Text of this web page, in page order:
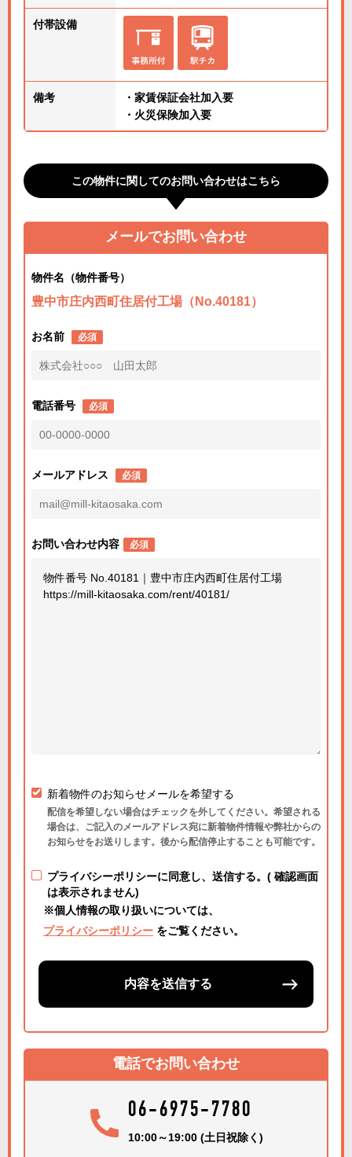
付帯設備
備考
・家賃保証会社加入要
・火災保険加入要
この物件に関してのお問い合わせはこちら
メールでお問い合わせ
物件名（物件番号）
豊中市庄内西町住居付工場（No.40181）
お名前 必須
電話番号 必須
メールアドレス 必須
お問い合わせ内容 必須
新着物件のお知らせメールを希望する
配信を希望しない場合はチェックを外してください。希望される
場合は、ご記入のメールアドレス宛に新着物件情報や弊社からの
お知らせをお送りします。後から配信停止することも可能です。
プライバシーポリシーに同意し、送信する。( 確認画面
は表示されません)
※個人情報の取り扱いについては、
プライバシーポリシー をご覧ください。
内容を送信する
電話でお問い合わせ
06-6975-7780
10:00～19:00 (土日祝除く)